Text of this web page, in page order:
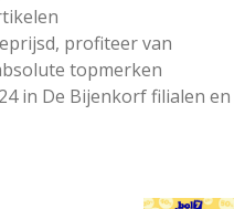
profiteer van
topmerken
in De Bijenkorf filialen en